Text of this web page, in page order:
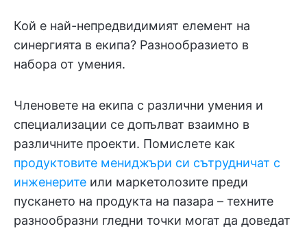
Кой е най-непредвидимият елемент на
синергията в екипа? Разнообразието в
набора от умения.
Членовете на екипа с различни умения и
специализации се допълват взаимно в
различните проекти. Помислете как
продуктовите мениджъри си сътрудничат с
инженерите или маркетолозите преди
пускането на продукта на пазара – техните
разнообразни гледни точки могат да доведат